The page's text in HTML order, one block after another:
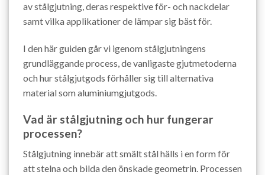
av stålgjutning, deras respektive för- och nackdelar
samt vilka applikationer de lämpar sig bäst för.
I den här guiden går vi igenom stålgjutningens
grundläggande process, de vanligaste gjutmetoderna
och hur stålgjutgods förhåller sig till alternativa
material som aluminiumgjutgods.
Vad är stålgjutning och hur fungerar
processen?
Stålgjutning innebär att smält stål hälls i en form för
att stelna och bilda den önskade geometrin. Processen